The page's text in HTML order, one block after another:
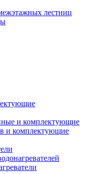
лестниц
и комплектующие
и комплектующие